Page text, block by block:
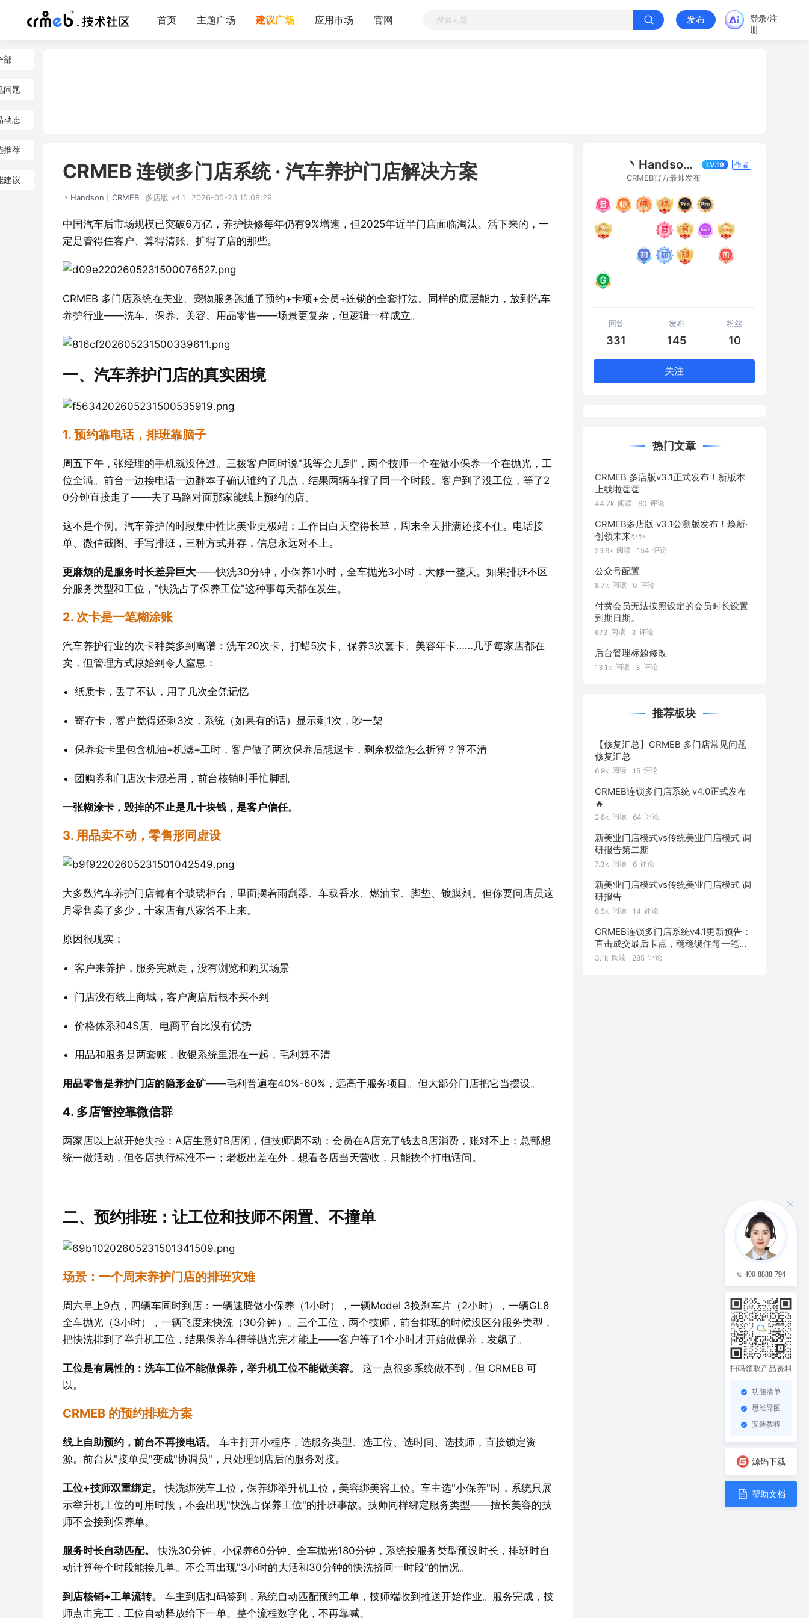
首页 主题广场 建议广场 应用市场 官网 发布
登录/注
册
部
问题
动态
推荐
建议 CRMEB 连锁多门店系统 · 汽车养护门店解决方案
丶Handson丨CRMEB 多店版 v4.1 2026-05-23 15:08:29
中国汽车后市场规模已突破6万亿，养护快修每年仍有9%增速，但2025年近半门店面临淘汰。活下来的，一
定是管得住客户、算得清账、扩得了店的那些。
CRMEB 多门店系统在美业、宠物服务跑通了预约+卡项+会员+连锁的全套打法。同样的底层能力，放到汽车
养护行业——洗车、保养、美容、用品零售——场景更复杂，但逻辑一样成立。
一、汽车养护门店的真实困境
1. 预约靠电话，排班靠脑子
周五下午，张经理的手机就没停过。三拨客户同时说"我等会儿到"，两个技师一个在做小保养一个在抛光，工
位全满。前台一边接电话一边翻本子确认谁约了几点，结果两辆车撞了同一个时段。客户到了没工位，等了2
0分钟直接走了——去了马路对面那家能线上预约的店。
这不是个例。汽车养护的时段集中性比美业更极端：工作日白天空得长草，周末全天排满还接不住。电话接
单、微信截图、手写排班，三种方式并存，信息永远对不上。
更麻烦的是服务时长差异巨大——快洗30分钟，小保养1小时，全车抛光3小时，大修一整天。如果排班不区
分服务类型和工位，"快洗占了保养工位"这种事每天都在发生。
2. 次卡是一笔糊涂账
汽车养护行业的次卡种类多到离谱：洗车20次卡、打蜡5次卡、保养3次套卡、美容年卡……几乎每家店都在
卖，但管理方式原始到令人窒息：
纸质卡，丢了不认，用了几次全凭记忆
寄存卡，客户觉得还剩3次，系统（如果有的话）显示剩1次，吵一架
保养套卡里包含机油+机滤+工时，客户做了两次保养后想退卡，剩余权益怎么折算？算不清
团购券和门店次卡混着用，前台核销时手忙脚乱
一张糊涂卡，毁掉的不止是几十块钱，是客户信任。
3. 用品卖不动，零售形同虚设
大多数汽车养护门店都有个玻璃柜台，里面摆着雨刮器、车载香水、燃油宝、脚垫、镀膜剂。但你要问店员这
月零售卖了多少，十家店有八家答不上来。
原因很现实：
客户来养护，服务完就走，没有浏览和购买场景
门店没有线上商城，客户离店后根本买不到
价格体系和4S店、电商平台比没有优势
用品和服务是两套账，收银系统里混在一起，毛利算不清
用品零售是养护门店的隐形金矿——毛利普遍在40%-60%，远高于服务项目。但大部分门店把它当摆设。
4. 多店管控靠微信群
两家店以上就开始失控：A店生意好B店闲，但技师调不动；会员在A店充了钱去B店消费，账对不上；总部想
统一做活动，但各店执行标准不一；老板出差在外，想看各店当天营收，只能挨个打电话问。
二、预约排班：让工位和技师不闲置、不撞单
场景：一个周末养护门店的排班灾难
周六早上9点，四辆车同时到店：一辆速腾做小保养（1小时），一辆Model 3换刹车片（2小时），一辆GL8
全车抛光（3小时），一辆飞度来快洗（30分钟）。三个工位，两个技师，前台排班的时候没区分服务类型，
把快洗排到了举升机工位，结果保养车得等抛光完才能上——客户等了1个小时才开始做保养，发飙了。
工位是有属性的：洗车工位不能做保养，举升机工位不能做美容。
这一点很多系统做不到，但 CRMEB 可
以。
CRMEB 的预约排班方案
线上自助预约，前台不再接电话。
车主打开小程序，选服务类型、选工位、选时间、选技师，直接锁定资
源。前台从"接单员"变成"协调员"，只处理到店后的服务对接。
工位+技师双重绑定。
快洗绑洗车工位，保养绑举升机工位，美容绑美容工位。车主选"小保养"时，系统只展
示举升机工位的可用时段，不会出现"快洗占保养工位"的排班事故。技师同样绑定服务类型——擅长美容的技
师不会接到保养单。
服务时长自动匹配。
快洗30分钟、小保养60分钟、全车抛光180分钟，系统按服务类型预设时长，排班时自
动计算每个时段能接几单。不会再出现"3小时的大活和30分钟的快洗挤同一时段"的情况。
到店核销+工单流转。
车主到店扫码签到，系统自动匹配预约工单，技师端收到推送开始作业。服务完成，技
师点击完工，工位自动释放给下一单。整个流程数字化，不再靠喊。
丶Handson丨CRMEB LV.19 作者
CRMEB官方最帅发布
回答
331
发布
145
粉丝
10
关注
热门文章
CRMEB 多店版v3.1正式发布！新版本
上线啦👏👏
44.7k 阅读 60 评论
CRMEB多店版 v3.1公测版发布！焕新·
创领未来✨️✨️
29.6k 阅读 154 评论
公众号配置
8.7k 阅读 0 评论
付费会员无法按照设定的会员时长设置
到期日期。
673 阅读 3 评论
后台管理标题修改
13.1k 阅读 3 评论
推荐板块
【修复汇总】CRMEB 多门店常见问题
修复汇总
6.9k 阅读 15 评论
CRMEB连锁多门店系统 v4.0正式发布
🔥
2.8k 阅读 64 评论
新美业门店模式vs传统美业门店模式 调
研报告第二期
7.3k 阅读 6 评论
新美业门店模式vs传统美业门店模式 调
研报告
6.5k 阅读 14 评论
CRMEB连锁多门店系统v4.1更新预告：
直击成交最后卡点，稳稳锁住每一笔订
单！
3.1k 阅读 285 评论
400-8888-794
扫码领取产品资料
功能清单
思维导图
安装教程
源码下载
帮助文档